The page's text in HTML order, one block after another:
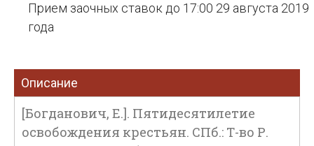
Прием заочных ставок до 17:00 29 августа 2019
года
Описание
[Богданович, Е.]. Пятидесятилетие
освобождения крестьян. СПб.: Т-во Р.